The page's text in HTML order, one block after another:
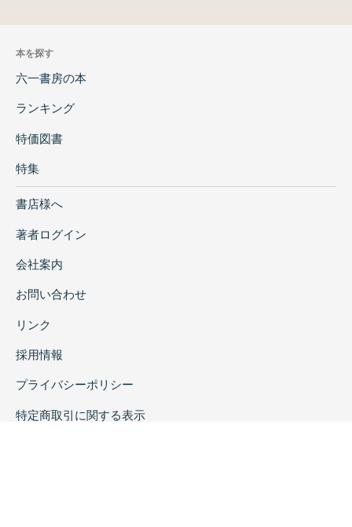
発掘調査と表面波探査」
城東六甲採石場測量調査の成果と課題-3Dレー
ザー測量を使用した甲山G地区の調査-」
港区芝西應寺内松平家墓所に関する考古学・人
類学的研究」
産・流通と宗教改革-鎖国期の日本出土品を中
心に-」
井上 巖 「日本列島の黒曜石の岩石学的分析と
分類について」
本考古学および文化遺産に関するオンライン英
語教材の開発」
範囲経済-先史中国における稲作化過程の解明
本を探す
六一書房の本
ランキング
特価図書
特集
書店様へ
著者ログイン
会社案内
お問い合わせ
リンク
採用情報
プライバシーポリシー
特定商取引に関する表示